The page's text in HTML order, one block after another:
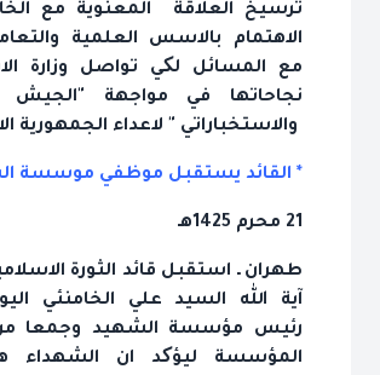
ترسيخ العلاقة المعنوية مع
الاهتمام بالاسس العلمية
مع المسائل لکي تواصل وزارة
نجاحاتها في مواجهة "الجيش
والاستخباراتي " لاعداء الجمهورية
* القائد يستقبل موظفي موسسة
21 محرم 1425هـ
طهران ـ استقبل قائد الثورة
آية الله السيد علي الخامنئي
رئيس مؤسسة الشهيد وجمعا
المؤسسة ليؤکد ان الشهداء